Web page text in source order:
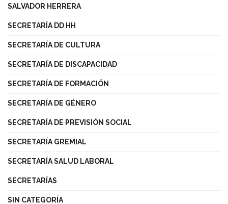
SALVADOR HERRERA
SECRETARÍA DD HH
SECRETARÍA DE CULTURA
SECRETARÍA DE DISCAPACIDAD
SECRETARÍA DE FORMACIÓN
SECRETARÍA DE GÉNERO
SECRETARÍA DE PREVISIÓN SOCIAL
SECRETARÍA GREMIAL
SECRETARÍA SALUD LABORAL
SECRETARÍAS
SIN CATEGORÍA